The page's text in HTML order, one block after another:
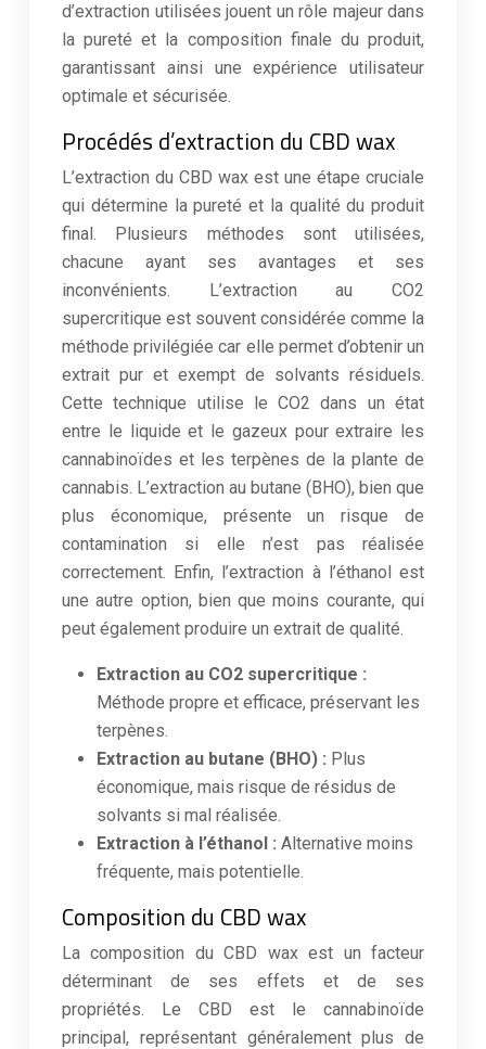
d’extraction utilisées jouent un rôle majeur dans
la pureté et la composition finale du produit,
garantissant ainsi une expérience utilisateur
optimale et sécurisée.
Procédés d’extraction du CBD wax
L’extraction du CBD wax est une étape cruciale
qui détermine la pureté et la qualité du produit
final. Plusieurs méthodes sont utilisées,
chacune ayant ses avantages et ses
inconvénients. L’extraction au CO2
supercritique est souvent considérée comme la
méthode privilégiée car elle permet d’obtenir un
extrait pur et exempt de solvants résiduels.
Cette technique utilise le CO2 dans un état
entre le liquide et le gazeux pour extraire les
cannabinoïdes et les terpènes de la plante de
cannabis. L’extraction au butane (BHO), bien que
plus économique, présente un risque de
contamination si elle n’est pas réalisée
correctement. Enfin, l’extraction à l’éthanol est
une autre option, bien que moins courante, qui
peut également produire un extrait de qualité.
Extraction au CO2 supercritique :
Méthode propre et efficace, préservant les
terpènes.
Extraction au butane (BHO) : Plus
économique, mais risque de résidus de
solvants si mal réalisée.
Extraction à l’éthanol : Alternative moins
fréquente, mais potentielle.
Composition du CBD wax
La composition du CBD wax est un facteur
déterminant de ses effets et de ses
propriétés. Le CBD est le cannabinoïde
principal, représentant généralement plus de